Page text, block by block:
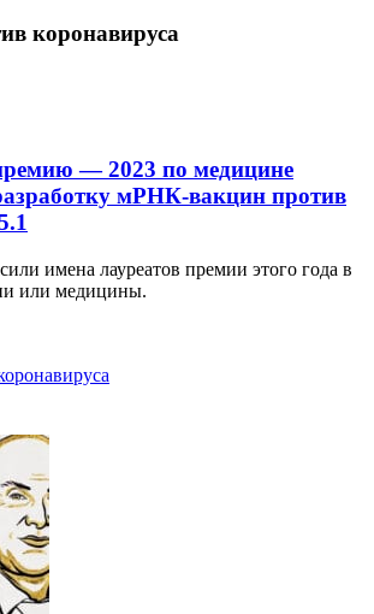
коронавируса
— 2023 по медицине
мРНК-вакцин против
имена лауреатов премии этого года в
или медицины.